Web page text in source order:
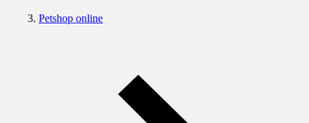
Petshop online